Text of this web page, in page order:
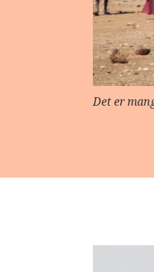
Det er